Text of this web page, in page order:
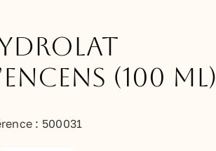
(100 ml)
: 500031